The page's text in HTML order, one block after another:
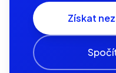
Získat